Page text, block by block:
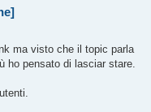
ma visto che il topic parla
ho pensato di lasciar stare.